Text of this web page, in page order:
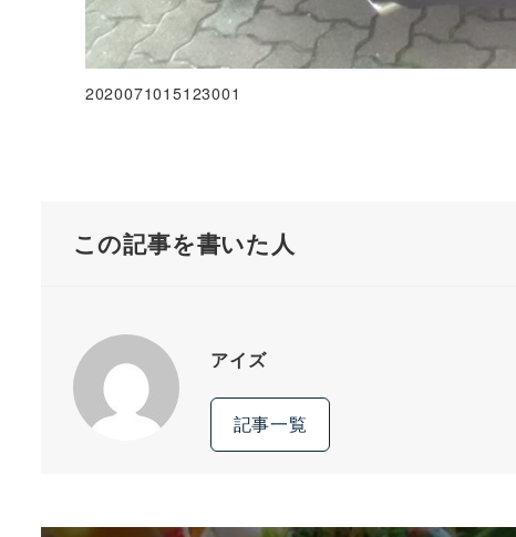
2020071015123001
この記事を書いた人
アイズ
記事一覧